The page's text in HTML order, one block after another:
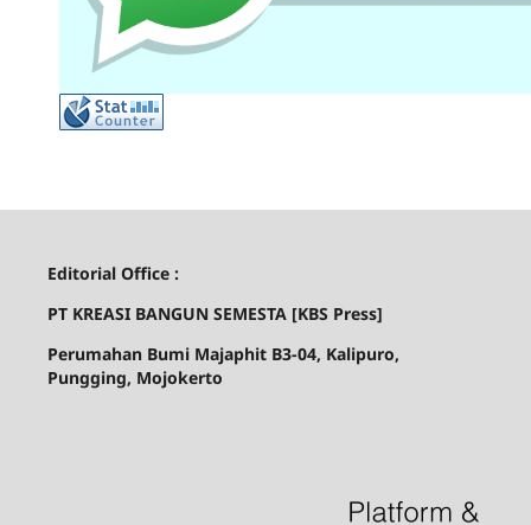
Editorial Office :
PT KREASI BANGUN SEMESTA [KBS Press]
Perumahan Bumi Majaphit B3-04, Kalipuro,
Pungging, Mojokerto